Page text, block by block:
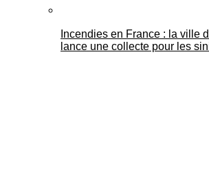
Incendies en France : la ville
lance une collecte pour les